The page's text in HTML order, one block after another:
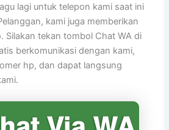
lagi untuk telepon kami saat ini
kami juga memberikan
Silakan tekan tombol Chat WA di
berkomunikasi dengan kami,
hp, dan dapat langsung